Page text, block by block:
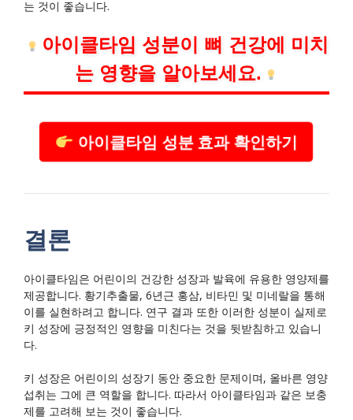
는 것이 좋습니다.
아이클타임 성분이 뼈 건강에 미치
는 영향을 알아보세요.
아이클타임 성분 효과 확인하기
결론
아이클타임은 어린이의 건강한 성장과 발육에 유용한 영양제를
제공합니다. 황기추출물, 6년근 홍삼, 비타민 및 미네랄을 통해
이를 실현하려고 합니다. 연구 결과 또한 이러한 성분이 실제로
키 성장에 긍정적인 영향을 미친다는 것을 뒷받침하고 있습니
다.
키 성장은 어린이의 성장기 동안 중요한 문제이며, 올바른 영양
섭취는 그에 큰 역할을 합니다. 따라서 아이클타임과 같은 보충
제를 고려해 보는 것이 좋습니다.